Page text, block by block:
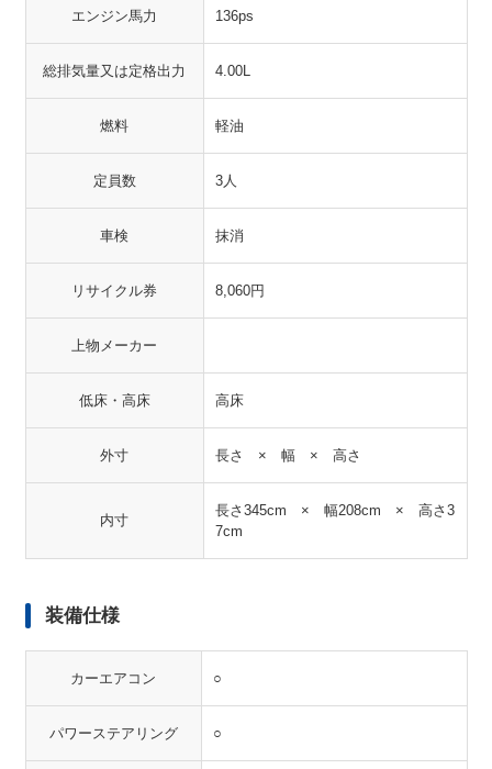
エンジン馬力 136ps
総排気量又は定格出力 4.00L
燃料 軽油
定員数 3人
車検 抹消
リサイクル券 8,060円
上物メーカー
低床・高床 高床
外寸 長さ × 幅 × 高さ
内寸
長さ345cm × 幅208cm × 高さ3
7cm
装備仕様
カーエアコン ○
パワーステアリング ○